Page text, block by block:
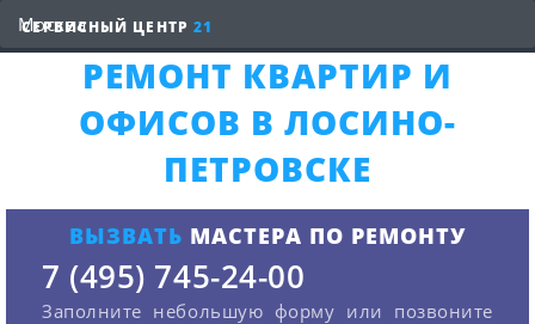
СЕРВИСНЫЙ ЦЕНТР 21
РЕМОНТ КВАРТИР И
ОФИСОВ В ЛОСИНО-
ПЕТРОВСКЕ
ВЫЗВАТЬ МАСТЕРА ПО РЕМОНТУ
7 (495) 745-24-00
Заполните небольшую форму или позвоните